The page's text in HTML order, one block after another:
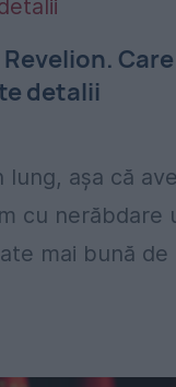
Care
detalii
lung, așa că
cu nerăbdare
mai bună de